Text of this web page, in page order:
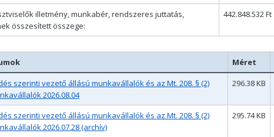
illetmény, munkabér, rendszeres juttatás,
összesített összege:
442.848.532Ft
Méret
szerinti vezető állású munkavállalók és az Mt. 208. § (2)
2026.08.04
296.38 KB
szerinti vezető állású munkavállalók és az Mt. 208. § (2)
2026.07.28 (archív)
295.74 KB